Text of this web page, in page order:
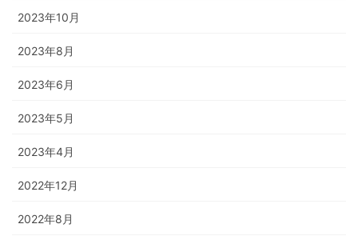
2023年10月
2023年8月
2023年6月
2023年5月
2023年4月
2022年12月
2022年8月